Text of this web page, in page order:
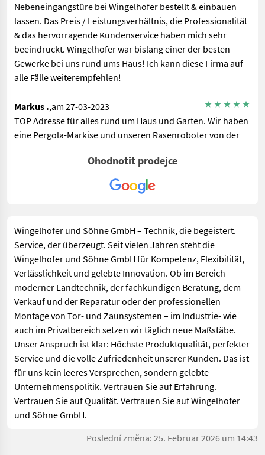
Nebeneingangstüre bei Wingelhofer bestellt & einbauen
lassen. Das Preis / Leistungsverhältnis, die Professionalität
& das hervorragende Kundenservice haben mich sehr
beeindruckt. Wingelhofer war bislang einer der besten
Gewerke bei uns rund ums Haus! Ich kann diese Firma auf
alle Fälle weiterempfehlen!
Markus .,am 27-03-2023
TOP Adresse für alles rund um Haus und Garten. Wir haben
eine Pergola-Markise und unseren Rasenroboter von der
erlebt. Alle Mitarbeiter sind stets bemüht eine Lösung
herbeizuführen, und immer freundlich und hilfsbereit.
Montage. Immer freundlich immer gut informiert. Immer
alle Termine eingehalten und dann auch noch ein
unschlagbar guter Preis. War höchst zufrieden!
Robert F.,am 27-11-2019
Ich benötigte eine neue Batterie für meinen Rasentraktor.
Das Billigprodukt war zwar nicht lagernd, aber
hochwertiger Ersatz machte den Weg nicht sinnlos. Meinen
Vorpostern welche über die freundliche und kompetente
Bedienung schrieben, kann ich nur recht geben.
Ohodnotit prodejce
Wingelhofer und Söhne GmbH – Technik, die begeistert.
Service, der überzeugt. Seit vielen Jahren steht die
Wingelhofer und Söhne GmbH für Kompetenz, Flexibilität,
Verlässlichkeit und gelebte Innovation. Ob im Bereich
moderner Landtechnik, der fachkundigen Beratung, dem
Verkauf und der Reparatur oder der professionellen
Montage von Tor- und Zaunsystemen – im Industrie- wie
auch im Privatbereich setzen wir täglich neue Maßstäbe.
Unser Anspruch ist klar: Höchste Produktqualität, perfekter
Service und die volle Zufriedenheit unserer Kunden. Das ist
für uns kein leeres Versprechen, sondern gelebte
Unternehmenspolitik. Vertrauen Sie auf Erfahrung.
Vertrauen Sie auf Qualität. Vertrauen Sie auf Wingelhofer
und Söhne GmbH.
Poslední změna: 25. Februar 2026 um 14:43